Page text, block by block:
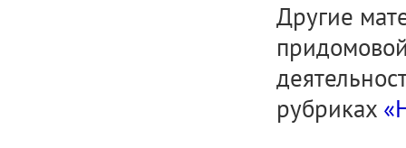
Другие
рубриках